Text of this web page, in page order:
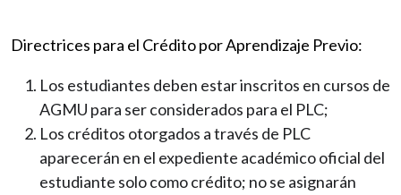
Directrices para el Crédito por Aprendizaje Previo:
Los estudiantes deben estar inscritos en cursos de
AGMU para ser considerados para el PLC;
Los créditos otorgados a través de PLC
aparecerán en el expediente académico oficial del
estudiante solo como crédito; no se asignarán